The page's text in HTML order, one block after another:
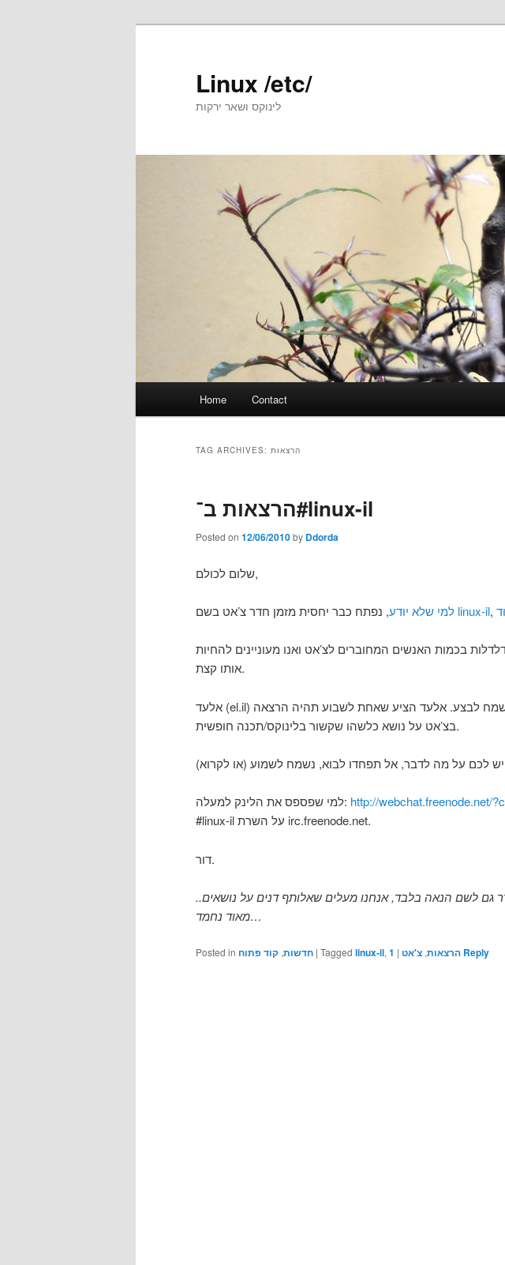
Linux /etc/
לינוקס ושאר ירקות
Home Contact
TAG ARCHIVES: הרצאות
הרצאות ב־#linux-il
Posted on 12/06/2010by Ddorda
שלום לכולם,
למי שלא יודע linux-il
בכמות האנשים המחוברים לצ’אט ואנו מעוניינים להחיות
אותו קצת.
אלעד (el.il) הציע רעיון נפלא, שאני אשמח לבצע. אלעד הציע שאחת לשבוע תהיה הרצאה
בצ’אט על נושא כלשהו שקשור בלינוקס/תכנה חופשית.
למי שפספס את הלינק למעלה: http://webchat.freenode.net/
#linux-il על השרת irc.freenode.net.
דור.
גם לשם הנאה בלבד, אנחנו מעלים שאלותף דנים על נושאים..
מאוד נחמד…
Posted in חדשות, קוד פתוח | Tagged linux-il, הרצאות, צ'אט |
1 Reply